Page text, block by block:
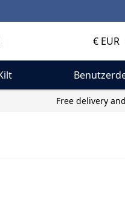
€ EUR
Free delivery